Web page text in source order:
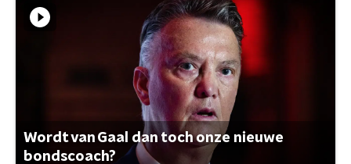
Wordt van Gaal dan toch onze nieuwe
bondscoach?